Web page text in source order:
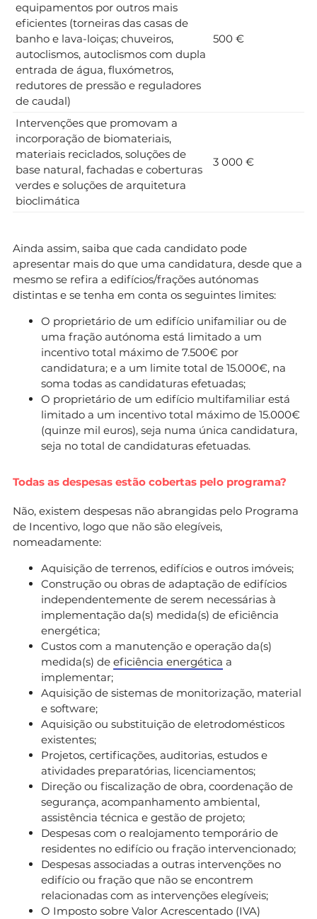
equipamentos por outros mais
eficientes (torneiras das casas de
banho e lava-loiças; chuveiros,
autoclismos, autoclismos com dupla
entrada de água, fluxómetros,
redutores de pressão e reguladores
de caudal)
500 €
Intervenções que promovam a
incorporação de biomateriais,
materiais reciclados, soluções de
base natural, fachadas e coberturas
verdes e soluções de arquitetura
bioclimática
3 000 €
Ainda assim, saiba que cada candidato pode
apresentar mais do que uma candidatura, desde que a
mesmo se refira a edifícios/frações autónomas
distintas e se tenha em conta os seguintes limites:
O proprietário de um edifício unifamiliar ou de
uma fração autónoma está limitado a um
incentivo total máximo de 7.500€ por
candidatura; e a um limite total de 15.000€, na
soma todas as candidaturas efetuadas;
O proprietário de um edifício multifamiliar está
limitado a um incentivo total máximo de 15.000€
(quinze mil euros), seja numa única candidatura,
seja no total de candidaturas efetuadas.
Todas as despesas estão cobertas pelo programa?
Não, existem despesas não abrangidas pelo Programa
de Incentivo, logo que não são elegíveis,
nomeadamente:
Aquisição de terrenos, edifícios e outros imóveis;
Construção ou obras de adaptação de edifícios
independentemente de serem necessárias à
implementação da(s) medida(s) de eficiência
energética;
Custos com a manutenção e operação da(s)
medida(s) de eficiência energética a
implementar;
Aquisição de sistemas de monitorização, material
e software;
Aquisição ou substituição de eletrodomésticos
existentes;
Projetos, certificações, auditorias, estudos e
atividades preparatórias, licenciamentos;
Direção ou fiscalização de obra, coordenação de
segurança, acompanhamento ambiental,
assistência técnica e gestão de projeto;
Despesas com o realojamento temporário de
residentes no edifício ou fração intervencionado;
Despesas associadas a outras intervenções no
edifício ou fração que não se encontrem
relacionadas com as intervenções elegíveis;
O Imposto sobre Valor Acrescentado (IVA)